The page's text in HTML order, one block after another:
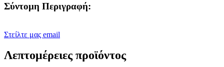
Σύντομη Περιγραφή:
Στείλτε μας email
Λεπτομέρειες προϊόντος